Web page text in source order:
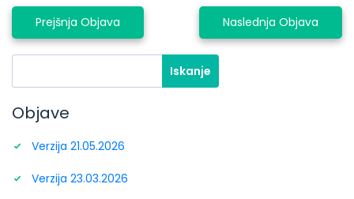
Prejšnja Objava Naslednja Objava
Objave
Verzija 21.05.2026
Verzija 23.03.2026